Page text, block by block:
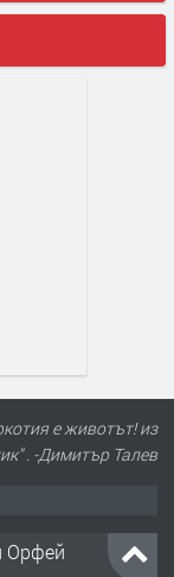
е животът! из
. -Димитър Талев
Орфей